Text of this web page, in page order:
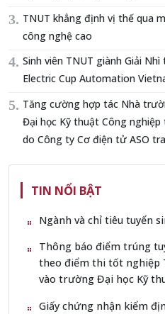
TNUT khẳng định vị thế qua
công nghệ cao
Sinh viên TNUT giành Giải
Electric Cup Automation
Tăng cường hợp tác Nhà
Đại học Kỹ thuật Công
do Công ty Cơ điện tử ASO
TIN NỔI BẬT
Ngành và chỉ tiêu tuyển
Thông báo điểm trúng
theo điểm thi tốt nghiệp
vào trường Đại học Kỹ
Giấy chứng nhận kiểm